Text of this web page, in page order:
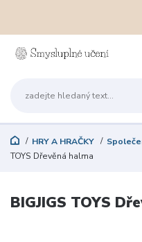
HRY A HRAČKY
TOYS Dřevěná halma
BIGJIGS TOYS